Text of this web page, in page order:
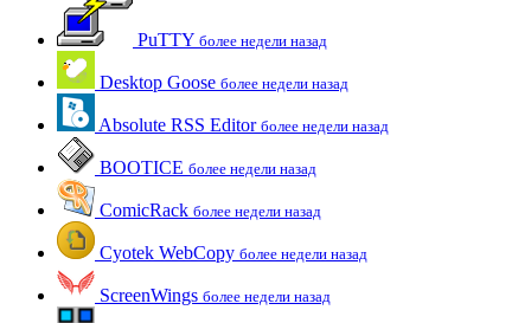
PuTTY более недели назад
Desktop Goose более недели назад
Absolute RSS Editor более недели назад
BOOTICE более недели назад
ComicRack более недели назад
Cyotek WebCopy более недели назад
ScreenWings более недели назад